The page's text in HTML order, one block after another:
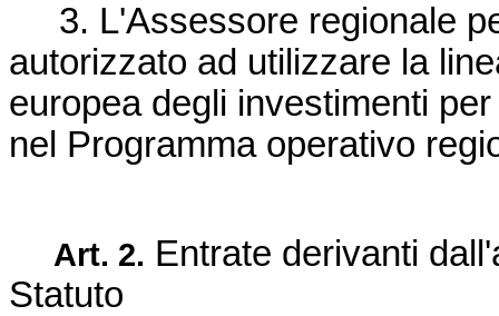
3. L'Assessore regionale
autorizzato ad utilizzare la
europea degli investimenti
nel Programma operativo
Art. 2. Entrate derivanti
Statuto